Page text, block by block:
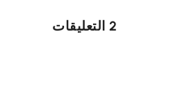
2 التعليقات